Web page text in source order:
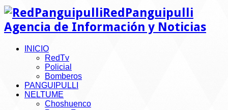
RedPanguipulli
Agencia de Información y Noticias
INICIO
RedTv
Policial
Bomberos
PANGUIPULLI
NELTUME
Choshuenco